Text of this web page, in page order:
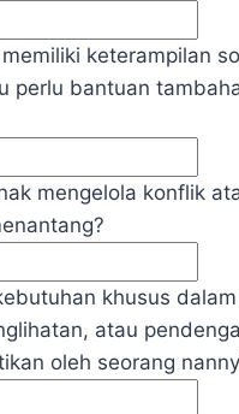
keterampilan
perlu bantuan
mengelola konflik
khusus
atau
oleh seorang